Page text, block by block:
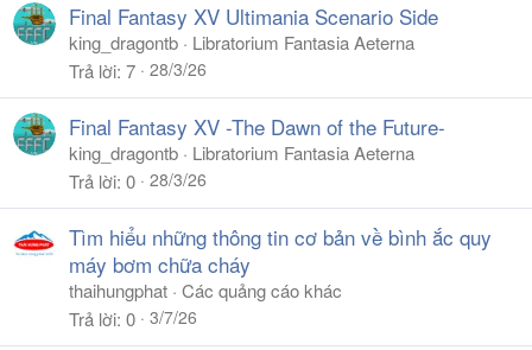
Final Fantasy XV Ultimania Scenario Side
king_dragontb
Libratorium Fantasia Aeterna
Trả lời 7 28/3/26
Final Fantasy XV -The Dawn of the Future-
king_dragontb
Libratorium Fantasia Aeterna
Trả lời 0 28/3/26
Tìm hiểu những thông tin cơ bản về bình ắc quy
máy bơm chữa cháy
thaihungphat Các quảng cáo khác
Trả lời 0 3/7/26